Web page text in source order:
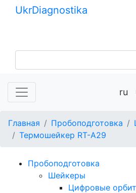
UkrDiagnostika
ru
Главная Пробоподготовка
Термошейкер RT-A29
Пробоподготовка
Шейкеры
Цифровые